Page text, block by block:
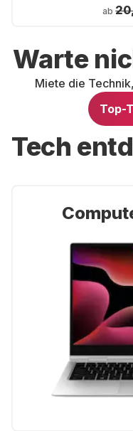
ab
Warte
Miete die
Top-
Tech